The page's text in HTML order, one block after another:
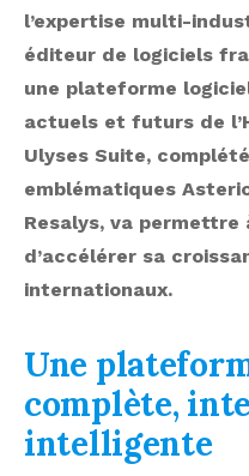
l’expertise multi-
éditeur de logiciels
une plateforme
actuels et futurs de
Ulyses Suite,
emblématiques
Resalys, va
d’accélérer sa
internationaux.
Une
complète,
intelligente